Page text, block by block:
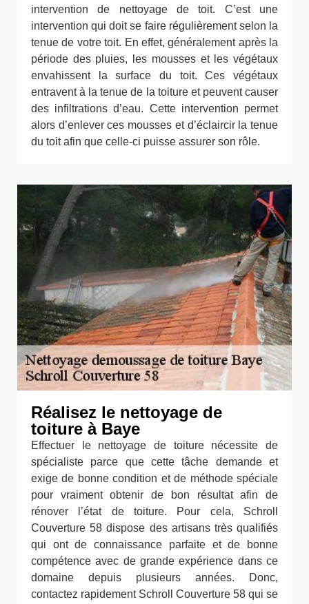
intervention de nettoyage de toit. C’est une
intervention qui doit se faire régulièrement selon la
tenue de votre toit. En effet, généralement après la
période des pluies, les mousses et les végétaux
envahissent la surface du toit. Ces végétaux
entravent à la tenue de la toiture et peuvent causer
des infiltrations d’eau. Cette intervention permet
alors d’enlever ces mousses et d’éclaircir la tenue
du toit afin que celle-ci puisse assurer son rôle.
Réalisez le nettoyage de
toiture à Baye
Effectuer le nettoyage de toiture nécessite de
spécialiste parce que cette tâche demande et
exige de bonne condition et de méthode spéciale
pour vraiment obtenir de bon résultat afin de
rénover l’état de toiture. Pour cela, Schroll
Couverture 58 dispose des artisans très qualifiés
qui ont de connaissance parfaite et de bonne
compétence avec de grande expérience dans ce
domaine depuis plusieurs années. Donc,
contactez rapidement Schroll Couverture 58 qui se